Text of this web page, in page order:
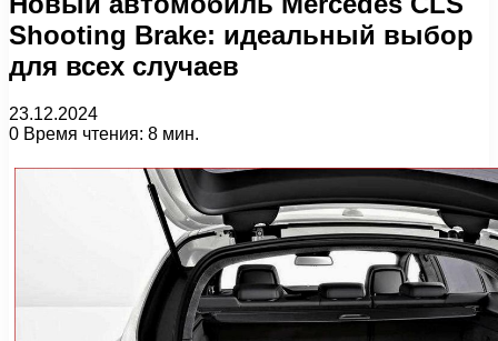
Shooting Brake: идеальный выбор
для всех случаев
23.12.2024
0 Время чтения: 8 мин.